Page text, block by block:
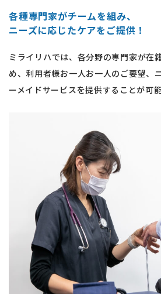
各種専門家がチームを組み、
ニーズに応じたケアをご提供！
ミライリハでは、各分野の専門家が在
め、利用者様お一人お一人のご要望、
ーメイドサービスを提供することが可能